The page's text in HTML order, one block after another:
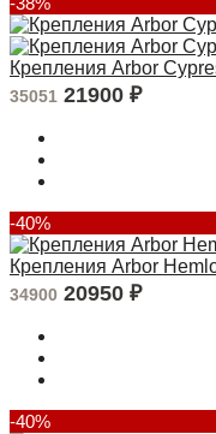
Крепления Arbor
35051 21900 ₽
-40%
Крепления Arbor
34900 20950 ₽
-40%